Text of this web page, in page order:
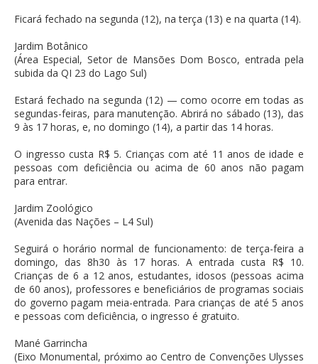
Ficará fechado na segunda (12), na terça (13) e na quarta (14).
Jardim Botânico
(Área Especial, Setor de Mansões Dom Bosco, entrada pela
subida da QI 23 do Lago Sul)
Estará fechado na segunda (12) — como ocorre em todas as
segundas-feiras, para manutenção. Abrirá no sábado (13), das
9 às 17 horas, e, no domingo (14), a partir das 14 horas.
O ingresso custa R$ 5. Crianças com até 11 anos de idade e
pessoas com deficiência ou acima de 60 anos não pagam
para entrar.
Jardim Zoológico
(Avenida das Nações – L4 Sul)
Seguirá o horário normal de funcionamento: de terça-feira a
domingo, das 8h30 às 17 horas. A entrada custa R$ 10.
Crianças de 6 a 12 anos, estudantes, idosos (pessoas acima
de 60 anos), professores e beneficiários de programas sociais
do governo pagam meia-entrada. Para crianças de até 5 anos
e pessoas com deficiência, o ingresso é gratuito.
Mané Garrincha
(Eixo Monumental, próximo ao Centro de Convenções Ulysses